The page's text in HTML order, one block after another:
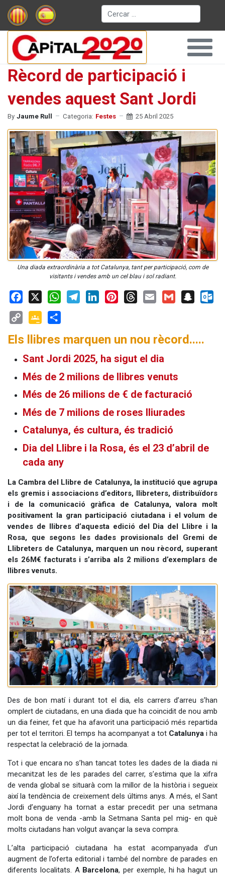
Cerca
Rècord de participació i
vendes aquest Sant Jordi
By Jaume Rull Categoria: Festes 25 Abril 2025
Una diada extraordinària a tot Catalunya, tant per participació, com de
visitants i vendes amb un cel blau i sol radiant.
Facebook
X WhatsApp
Link Classroom
Els llibres marquen un nou rècord.....
Sant Jordi 2025, ha sigut el dia
Més de 2 milions de llibres venuts
Més de 26 milions de € de facturació
Més de 7 milions de roses lliurades
Catalunya, és cultura, és tradició
Dia del Llibre i la Rosa, és el 23 d’abril de
cada any
La Cambra del Llibre de Catalunya, la institució que agrupa
els gremis i associacions d’editors, llibreters, distribuïdors
i de la comunicació gràfica de Catalunya, valora molt
positivament la gran participació ciutadana i el volum de
vendes de llibres d’aquesta edició del Dia del Llibre i la
Rosa, que segons les dades provisionals del Gremi de
Llibreters de Catalunya, marquen un nou rècord, superant
els 26M€ facturats i s’arriba als 2 milions d’exemplars de
llibres venuts.
Des de bon matí i durant tot el dia, els carrers d’arreu s’han
omplert de ciutadans, en una diada que ha coincidit de nou amb
un dia feiner, fet que ha afavorit una participació més repartida
per tot el territori. El temps ha acompanyat a tot Catalunyai ha
respectat la celebració de la jornada.
Tot i que encara no s’han tancat totes les dades de la diada ni
mecanitzat les de les parades del carrer, s’estima que la xifra
de venda global se situarà com la millor de la història i segueix
així la tendència de creixement dels últims anys. A més, el Sant
Jordi d’enguany ha tornat a estar precedit per una setmana
molt bona de venda -amb la Setmana Santa pel mig- en què
molts ciutadans han volgut avançar la seva compra.
L’alta participació ciutadana ha estat acompanyada d’un
augment de l’oferta editorial i també del nombre de parades en
diferents localitats. A Barcelona, per exemple, hi ha hagut un